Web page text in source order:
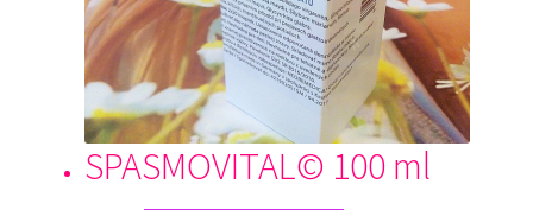
SPASMOVITAL© 100 ml